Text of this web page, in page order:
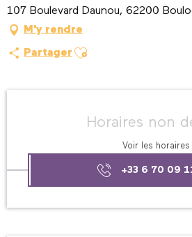
107 Boulevard Daunou, 62200
M'y rendre
Partager Ajouter aux favoris
Horaires non
Voir les horaires
+33 6 70 09